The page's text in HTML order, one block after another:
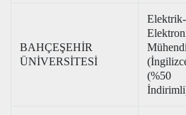
BAHÇEŞEHİR
ÜNİVERSİTESİ
Elektrik-
(%50